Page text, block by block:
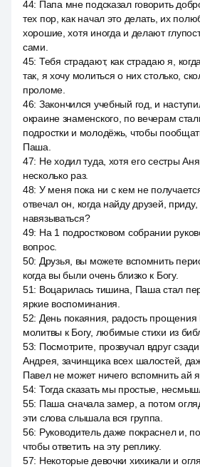
44: Папа мне подсказал говорить
тех пор, как начал это делать, их
хорошие, хотя иногда и делают
сами.
45: Тебя страдают, как страдаю я,
так, я хочу молиться о них столько,
проломе.
46: Закончился учебный год, и
окраине знаменского, по вечерам
подростки и молодёжь, чтобы
Паша.
47: Не ходил туда, хотя его сестры
несколько раз.
48: У меня пока ни с кем не
отвечал он, когда найду друзей,
навязываться?
49: На 1 подростковом собрании
вопрос.
50: Друзья, вы можете вспомнить
когда вы были очень близко к Богу.
51: Воцарилась тишина, Паша стал
яркие воспоминания.
52: День покаяния, радость прощения
молитвы к Богу, любимые стихи из
53: Посмотрите, прозвучал вдруг
Андрея, зачинщика всех шалостей,
Павел не может ничего вспомнить ай
54: Тогда сказать мы простые,
55: Паша сначала замер, а потом
эти слова слышала вся группа.
56: Руководитель даже покраснел и,
чтобы ответить на эту реплику.
57: Некоторые девочки хихикали и